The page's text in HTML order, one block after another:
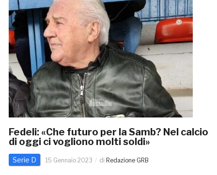
Fedeli: «Che futuro per la Samb? Nel calcio
di oggi ci vogliono molti soldi»
Serie D 15 Gennaio 2023 di Redazione GRB